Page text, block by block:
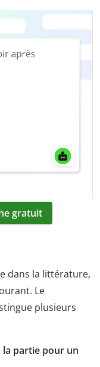
gratuit
dans la littérature,
Le
plusieurs
partie pour un